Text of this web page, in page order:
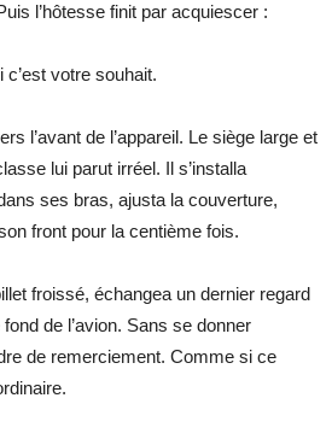
l’hôtesse finit par acquiescer :
votre souhait.
l’avant de l’appareil. Le siège large et
lui parut irréel. Il s’installa
ses bras, ajusta la couverture,
front pour la centième fois.
froissé, échangea un dernier regard
de l’avion. Sans se donner
de remerciement. Comme si ce